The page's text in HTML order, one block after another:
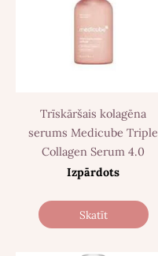
Trīskāršais kolagēna
serums Medicube Triple
Collagen Serum 4.0
Izpārdots
Skatīt